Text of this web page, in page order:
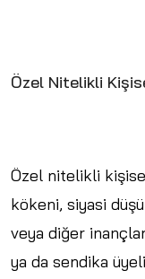
Özel Nitelikli
Özel nitelikli
kökeni, siyasi
veya diğer
ya da sendika